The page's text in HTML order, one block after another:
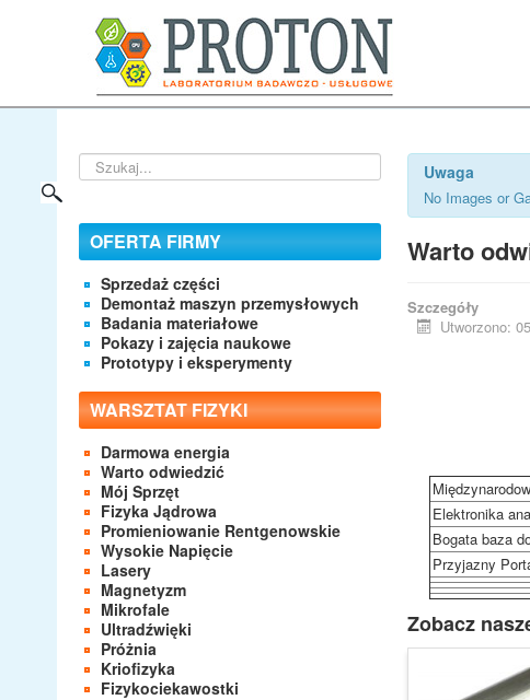
Szukaj...
OFERTA FIRMY
Sprzedaż części
Demontaż maszyn przemysłowych
Badania materiałowe
Pokazy i zajęcia naukowe
Prototypy i eksperymenty
WARSZTAT FIZYKI
Darmowa energia
Warto odwiedzić
Mój Sprzęt
Fizyka Jądrowa
Promieniowanie Rentgenowskie
Wysokie Napięcie
Lasery
Magnetyzm
Mikrofale
Ultradźwięki
Próżnia
Kriofizyka
Fizykociekawostki
Uwaga
No Images or
Warto
Szczegóły
Utworzono:
Elektronika
Bogata baza
Przyjazny
Zobacz